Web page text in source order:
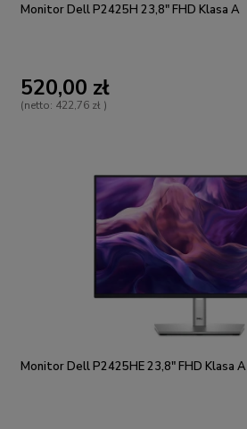
Monitor Dell P2425H 23,8" FHD Klasa A
520,00 zł
(netto: 422,76 zł )
Monitor Dell P2425HE 23,8" FHD Klasa A